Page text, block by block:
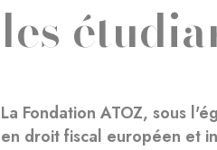
les
La Fondation ATOZ, sous
en droit fiscal européen et